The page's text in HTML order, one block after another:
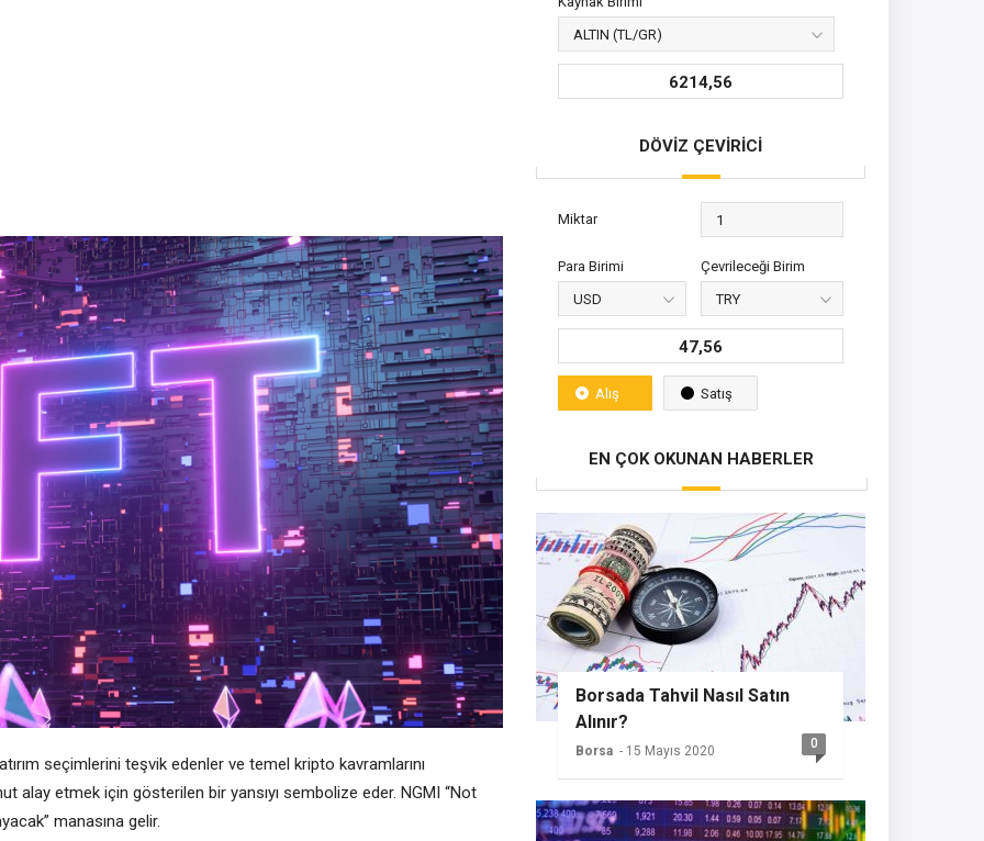
seçimlerini teşvik edenler ve temel kripto kavramlarını
alay etmek için gösterilen bir yansıyı sembolize eder. NGMI “Not
manasına gelir.
6214,56
DÖVİZ ÇEVİRİCİ
Miktar
Para Birimi Çevrileceği Birim
47,56
Alış Satış
EN ÇOK OKUNAN HABERLER
Borsada Tahvil Nasıl Satın
Alınır?
Borsa - 15 Mayıs 2020 0